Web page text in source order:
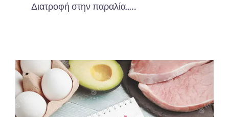
Διατροφή στην παραλία…..